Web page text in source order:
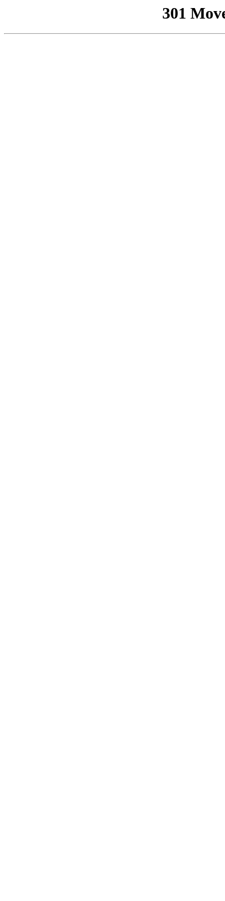
301